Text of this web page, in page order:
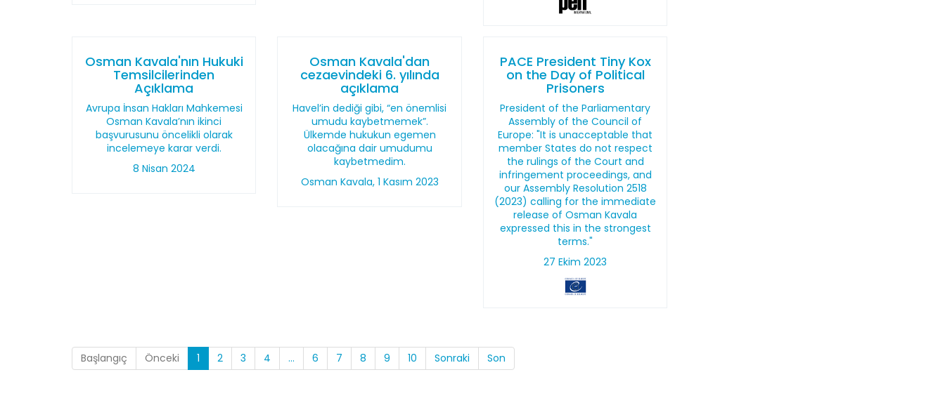
Osman Kavala'nın Hukuki
Temsilcilerinden
Açıklama
Avrupa İnsan Hakları Mahkemesi
Osman Kavala’nın ikinci
başvurusunu öncelikli olarak
incelemeye karar verdi.
8 Nisan 2024
Osman Kavala'dan
cezaevindeki 6. yılında
açıklama
Havel’in dediği gibi, “en önemlisi
umudu kaybetmemek”.
Ülkemde hukukun egemen
olacağına dair umudumu
kaybetmedim.
Osman Kavala, 1 Kasım 2023
PACE President Tiny Kox
on the Day of Political
Prisoners
President of the Parliamentary
Assembly of the Council of
Europe: "It is unacceptable that
member States do not respect
the rulings of the Court and
infringement proceedings, and
our Assembly Resolution 2518
(2023) calling for the immediate
release of Osman Kavala
expressed this in the strongest
terms."
27 Ekim 2023
Başlangıç Önceki 1 2 3 4 ... 6 7 8 9 10 Sonraki Son